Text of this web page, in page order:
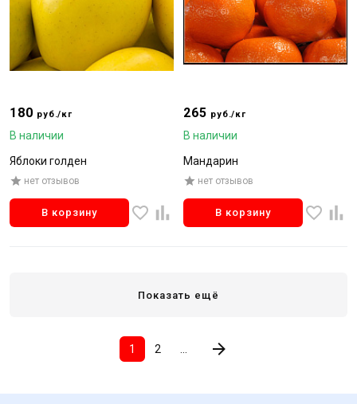
180 руб./кг
В наличии
Яблоки голден
нет отзывов
В корзину
265 руб./кг
В наличии
Мандарин
нет отзывов
В корзину
Показать ещё
1 2